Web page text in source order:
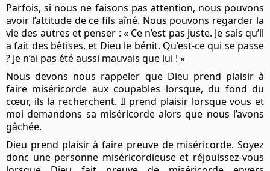
Parfois, si nous ne faisons pas attention, nous pouvons
avoir l’attitude de ce fils aîné. Nous pouvons regarder la
vie des autres et penser : « Ce n’est pas juste. Je sais qu’il
a fait des bêtises, et Dieu le bénit. Qu’est-ce qui se passe
? Je n’ai pas été aussi mauvais que lui ! »
Nous devons nous rappeler que Dieu prend plaisir à
faire miséricorde aux coupables lorsque, du fond du
cœur, ils la recherchent. Il prend plaisir lorsque vous et
moi demandons sa miséricorde alors que nous l’avons
gâchée.
Dieu prend plaisir à faire preuve de miséricorde. Soyez
donc une personne miséricordieuse et réjouissez-vous